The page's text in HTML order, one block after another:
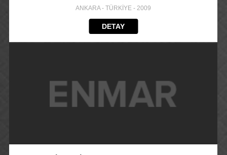
ANKARA - TÜRKİYE - 2009
DETAY